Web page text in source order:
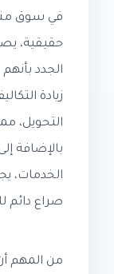
في سوق
حقيقية،
الجدد
زيادة
التحويل،
بالإضافة
الخدمات،
صراع دائم
من المهم